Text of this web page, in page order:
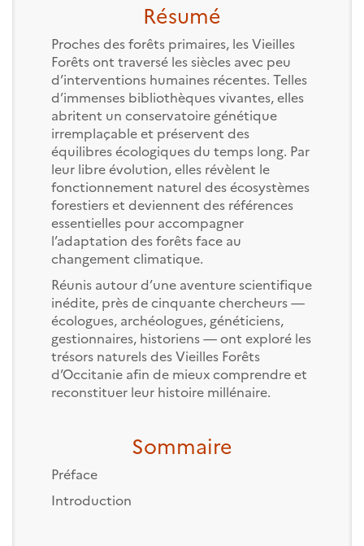
Résumé
Proches des forêts primaires, les Vieilles
Forêts ont traversé les siècles avec peu
d’interventions humaines récentes. Telles
d’immenses bibliothèques vivantes, elles
abritent un conservatoire génétique
irremplaçable et préservent des
équilibres écologiques du temps long. Par
leur libre évolution, elles révèlent le
fonctionnement naturel des écosystèmes
forestiers et deviennent des références
essentielles pour accompagner
l’adaptation des forêts face au
changement climatique.
Réunis autour d’une aventure scientifique
inédite, près de cinquante chercheurs —
écologues, archéologues, généticiens,
gestionnaires, historiens — ont exploré les
trésors naturels des Vieilles Forêts
d’Occitanie afin de mieux comprendre et
reconstituer leur histoire millénaire.
Sommaire
Préface
Introduction